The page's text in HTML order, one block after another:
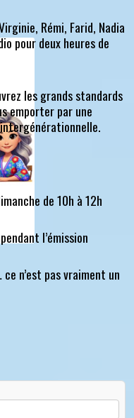
Rémi, Farid, Nadia
pour deux heures de
les grands standards
emporter par une
de 10h à 12h
l’émission
n’est pas vraiment un